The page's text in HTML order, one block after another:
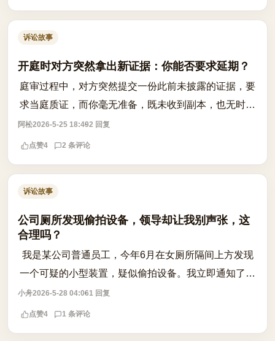
诉讼故事
开庭时对方突然拿出新证据：你能否要求延期？
庭审过程中，对方突然提交一份此前未披露的证据，要
求当庭质证，而你毫无准备，既未收到副本，也无时间
查阅分析。这种情形下，你是否可以申请延期审理？根
据民事诉讼的基本原则，当事人应在举证...
阿松2026-5-25 18:492 回复
点赞4 2 条评论
诉讼故事
公司厕所发现偷拍设备，领导却让我别声张，这
合理吗？
我是某公司普通员工，今年6月在女厕所隔间上方发现
一个可疑的小型装置，疑似偷拍设备。我立即通知了同
事，对方帮忙查看后确认设备存在且有电源连接，明显
是人为安装的。我们第一时间向行政和直...
小舟2026-5-28 04:061 回复
点赞4 1 条评论